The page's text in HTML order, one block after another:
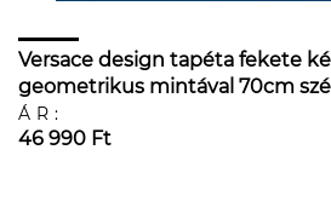
Versace design tapéta fekete
geometrikus mintával 70cm
ÁR:
46 990 Ft